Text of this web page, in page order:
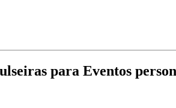
para Eventos